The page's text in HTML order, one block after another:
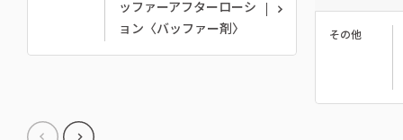
ッファーアフターローシ
ョン〈バッファー剤〉
その他